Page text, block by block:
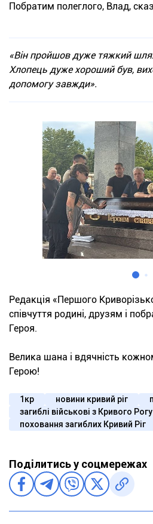
Побратим полеглого, Влад,
«Він пройшов дуже тяжкий
Хлопець дуже хороший був,
допомогу завжди».
Редакція «Першого
співчуття родині, друзям і
Героя.
Велика шана і вдячність
Герою!
1кр новини кривий ріг
загиблі військові з Кривого Рогу
поховання загиблих Кривий Ріг
Поділитись у соцмережах